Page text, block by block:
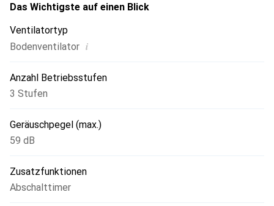
Das Wichtigste auf einen Blick
Ventilatortyp
Bodenventilator i
Anzahl Betriebsstufen
3 Stufen
Geräuschpegel (max.)
59 dB
Zusatzfunktionen
Abschalttimer